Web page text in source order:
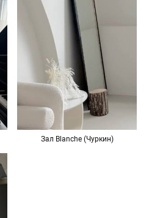
Зал Blanche (Чуркин)